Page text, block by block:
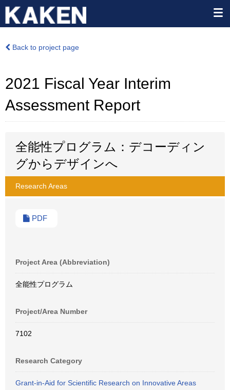
Back to project page
2021 Fiscal Year Interim
Assessment Report
全能性プログラム：デコーディン
グからデザインへ
Research Areas
PDF
Project Area (Abbreviation)
全能性プログラム
Project/Area Number
7102
Research Category
Grant-in-Aid for Scientific Research on Innovative Areas